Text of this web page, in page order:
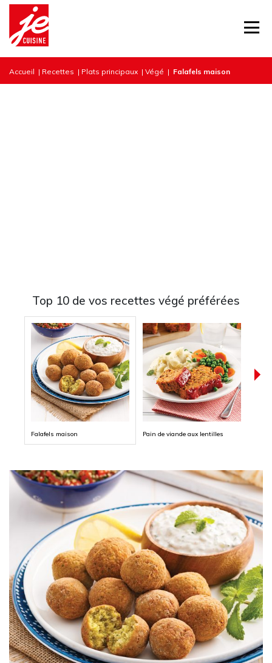
Accueil | Recettes | Plats principaux | Végé | Falafels maison
Top 10 de vos recettes végé préférées
Falafels maison Pain de viande aux lentilles